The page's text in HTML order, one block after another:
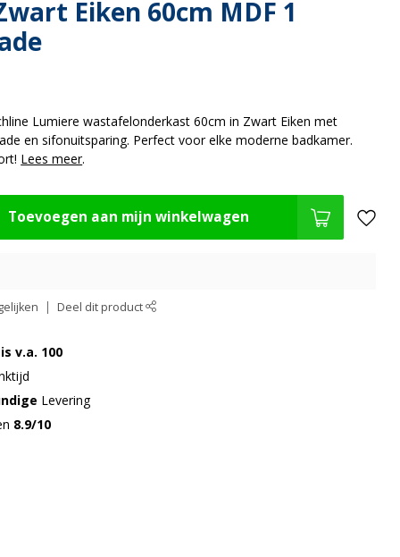
Eiken 60cm MDF 1
Lumiere wastafelonderkast 60cm in Zwart Eiken met
en sifonuitsparing. Perfect voor elke moderne badkamer.
Lees meer.
Toevoegen aan mijn winkelwagen
Deel dit product
v.a. 100
Levering
8.9/10